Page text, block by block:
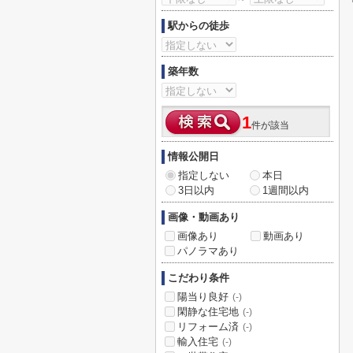
駅からの徒歩
築年数
1件が該当
情報公開日
指定しない
本日
3日以内
1週間以内
画像・動画あり
画像あり
動画あり
パノラマあり
こだわり条件
陽当り良好 (-)
閑静な住宅地 (-)
リフォーム済 (-)
輸入住宅 (-)